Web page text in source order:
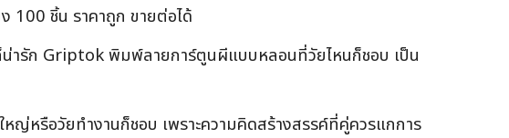
100 ชิ้น ราคาถูก ขายต่อได้
ารัก Griptok พิมพ์ลายการ์ตูนผีแบบหลอนที่วัยไหนก็ชอบ เป็น
หรือวัยทำงานก็ชอบ เพราะความคิดสร้างสรรค์ที่คู่ควรแกการ